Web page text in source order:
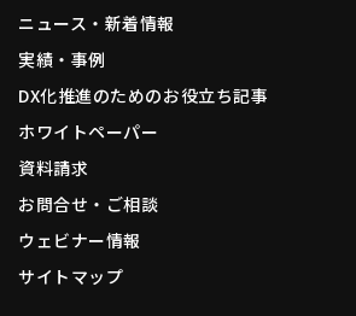
ニュース・新着情報
実績・事例
DX化推進のためのお役立ち記事
ホワイトペーパー
資料請求
お問合せ・ご相談
ウェビナー情報
サイトマップ